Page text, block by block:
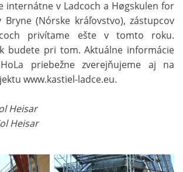
internátne v Ladcoch a Høgskulen for
(Nórske kráľovstvo), zástupcov
privítame ešte v tomto roku.
budete pri tom. Aktuálne informácie
priebežne zverejňujeme aj na
www.kastiel-ladce.eu.
Heisar
Heisar